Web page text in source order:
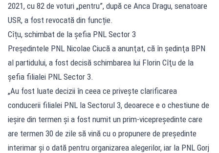
2021, cu 82 de voturi „pentru”, după ce Anca Dragu, senatoare
USR, a fost revocată din funcție.
Cîțu, schimbat de la șefia PNL Sector 3
Preşedintele PNL Nicolae Ciucă a anunţat, că în şedinţa BPN
al partidului, a fost decisă schimbarea lui Florin Cîţu de la
şefia filialei PNL Sector 3.
„Au fost luate decizii în ceea ce priveşte clarificarea
conducerii filialei PNL la Sectorul 3, deoarece e o chestiune de
ieşire din termen şi a fost numit un prim-vicepreşedinte care
are termen 30 de zile să vină cu o propunere de preşedinte
interimar şi o dată pentru organizarea alegerilor, iar la PNL Gorj